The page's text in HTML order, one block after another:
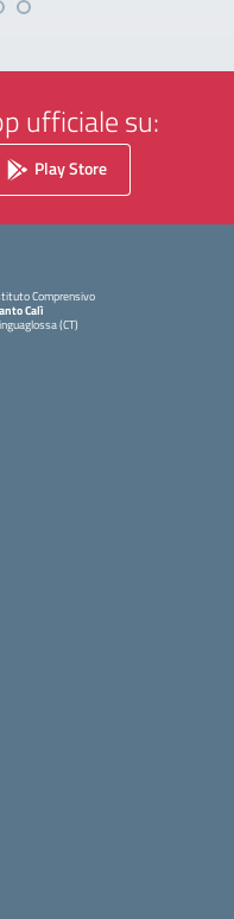
ufficiale su:
Play Store
Comprensivo
Calì
(CT)
— Visita la pagina iniziale della scuola